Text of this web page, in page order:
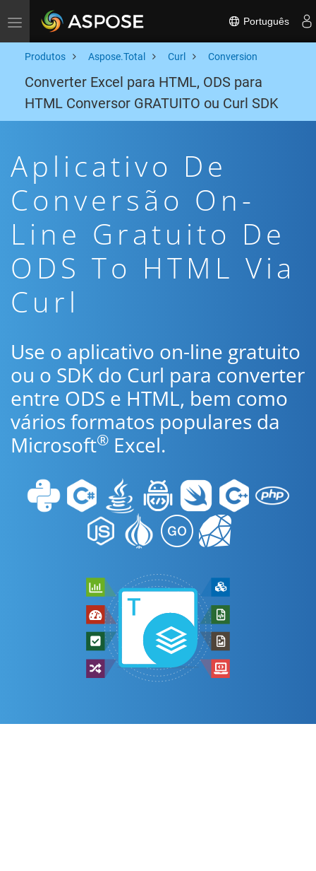
Toggle navigation Português
Produtos Aspose.Total Curl Conversion
Converter Excel para HTML, ODS para
HTML Conversor GRATUITO ou Curl SDK
Aplicativo De
Conversão On-
Line Gratuito De
ODS To HTML Via
Curl
Use o aplicativo on-line gratuito
ou o SDK do Curl para converter
entre ODS e HTML, bem como
vários formatos populares da
Microsoft® Excel.